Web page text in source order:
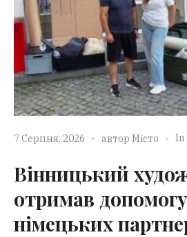
7 Серпня, 2026 автор Місто In
Вінницький
отримав
німецьких